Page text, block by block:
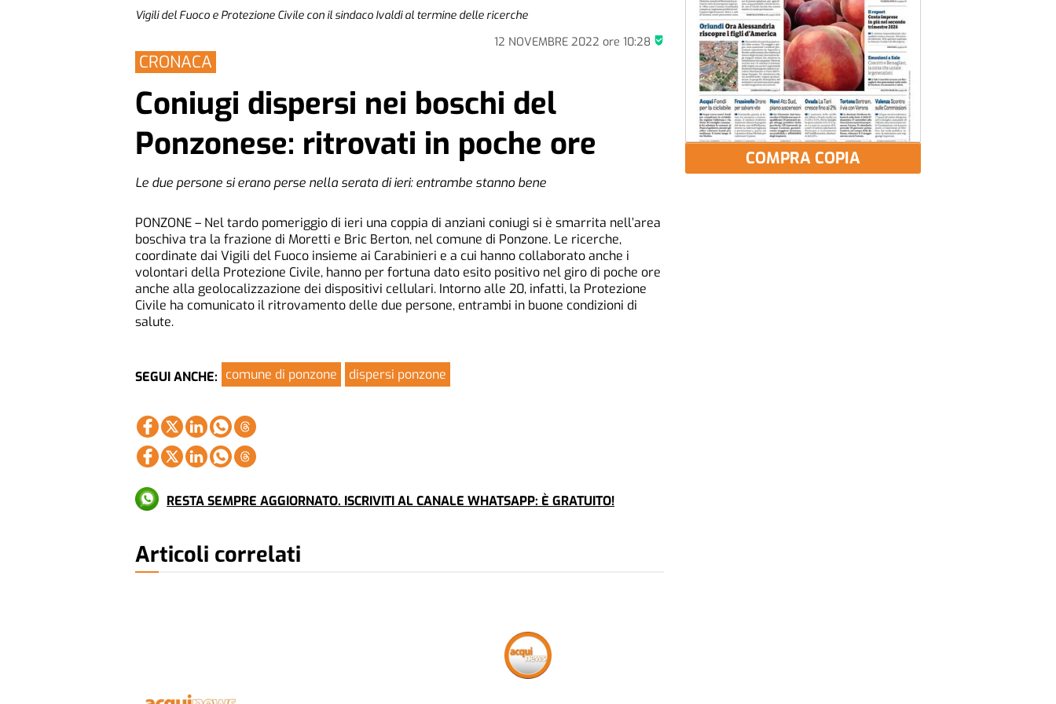
Vigili del Fuoco e Protezione Civile con il sindaco Ivaldi al termine delle ricerche
12 NOVEMBRE 2022ore 10:28
CRONACA
Coniugi dispersi nei boschi del
Ponzonese: ritrovati in poche ore
Le due persone si erano perse nella serata di ieri: entrambe stanno bene
PONZONE – Nel tardo pomeriggio di ieri una coppia di anziani coniugi si è smarrita nell’area
boschiva tra la frazione di Moretti e Bric Berton, nel comune di Ponzone. Le ricerche,
coordinate dai Vigili del Fuoco insieme ai Carabinieri e a cui hanno collaborato anche i
volontari della Protezione Civile, hanno per fortuna dato esito positivo nel giro di poche ore
anche alla geolocalizzazione dei dispositivi cellulari. Intorno alle 20, infatti, la Protezione
Civile ha comunicato il ritrovamento delle due persone, entrambi in buone condizioni di
salute.
SEGUI ANCHE: comune di ponzone dispersi ponzone
RESTA SEMPRE AGGIORNATO. ISCRIVITI AL CANALE WHATSAPP: È GRATUITO!
Articoli correlati
COMPRA COPIA